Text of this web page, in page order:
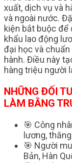
xuất, dịch vụ và
và ngoài nước.
kiện bắt buộc
khẩu lao động
đại học và
hành. Điều này
hàng triệu người
NHỮNG ĐỐI
LÀM BẰNG
🎯 Công
lương,
🎯 Người
Bản, Hàn